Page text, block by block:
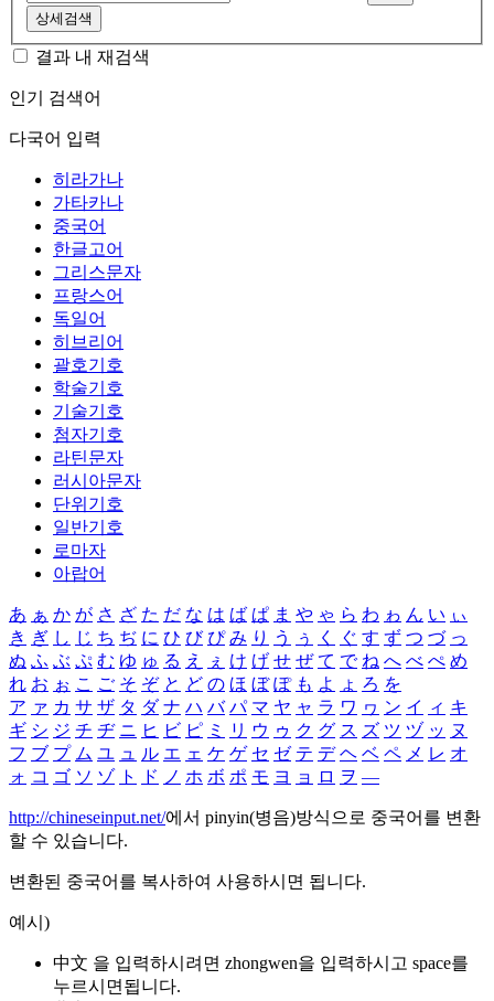
상세검색
결과 내 재검색
인기 검색어
다국어 입력
히라가나
가타카나
중국어
한글고어
그리스문자
프랑스어
독일어
히브리어
괄호기호
학술기호
기술기호
첨자기호
라틴문자
러시아문자
단위기호
일반기호
로마자
아랍어
あ ぁ か が さ ざ た だ な は ば ぱ ま や ゃ ら わ ゎ ん い ぃ
き ぎ し じ ち ぢ に ひ び ぴ み り う ぅ く ぐ す ず つ づ っ
ぬ ふ ぶ ぷ む ゆ ゅ る え ぇ け げ せ ぜ て で ね へ べ ぺ め
れ お ぉ こ ご そ ぞ と ど の ほ ぼ ぽ も よ ょ ろ を
ア ァ カ サ ザ タ ダ ナ ハ バ パ マ ヤ ャ ラ ワ ヮ ン イ ィ キ
ギ シ ジ チ ヂ ニ ヒ ビ ピ ミ リ ウ ゥ ク グ ス ズ ツ ヅ ッ ヌ
フ ブ プ ム ユ ュ ル エ ェ ケ ゲ セ ゼ テ デ ヘ ベ ペ メ レ オ
ォ コ ゴ ソ ゾ ト ド ノ ホ ボ ポ モ ヨ ョ ロ ヲ ―
http://chineseinput.net/에서 pinyin(병음)방식으로 중국어를 변환
할 수 있습니다.
변환된 중국어를 복사하여 사용하시면 됩니다.
예시)
中文 을 입력하시려면 zhongwen을 입력하시고 space를
누르시면됩니다.